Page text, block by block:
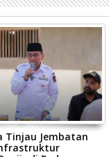
Tinjau Jembatan